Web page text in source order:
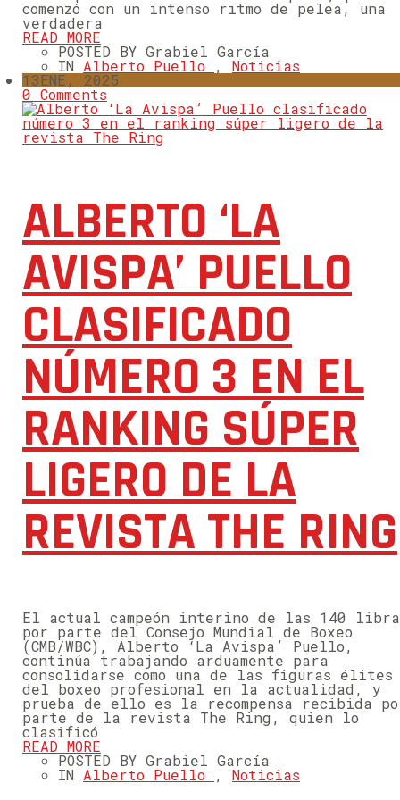
comenzó con un intenso ritmo de pelea, una
verdadera
READ MORE
POSTED BY Grabiel García
IN Alberto Puello , Noticias
13ENE, 2025
0 Comments
ALBERTO ‘LA
AVISPA’ PUELLO
CLASIFICADO
NÚMERO 3 EN EL
RANKING SÚPER
LIGERO DE LA
REVISTA THE RING
El actual campeón interino de las 140
por parte del Consejo Mundial de Boxeo
(CMB/WBC), Alberto ‘La Avispa’ Puello,
continúa trabajando arduamente para
consolidarse como una de las figuras élites
del boxeo profesional en la actualidad, y
prueba de ello es la recompensa recibida
parte de la revista The Ring, quien lo
clasificó
READ MORE
POSTED BY Grabiel García
IN Alberto Puello , Noticias